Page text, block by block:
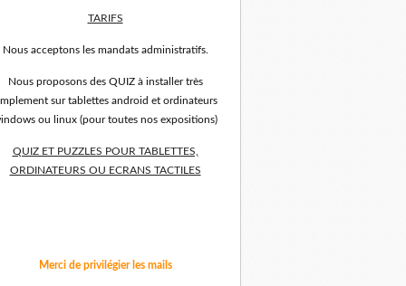
TARIFS
Nous acceptons les mandats administratifs.
Nous proposons des QUIZ à installer très
sur tablettes android et ordinateurs
ou linux (pour toutes nos expositions)
QUIZ ET PUZZLES POUR TABLETTES,
ORDINATEURS OU ECRANS TACTILES
Merci de privilégier les mails